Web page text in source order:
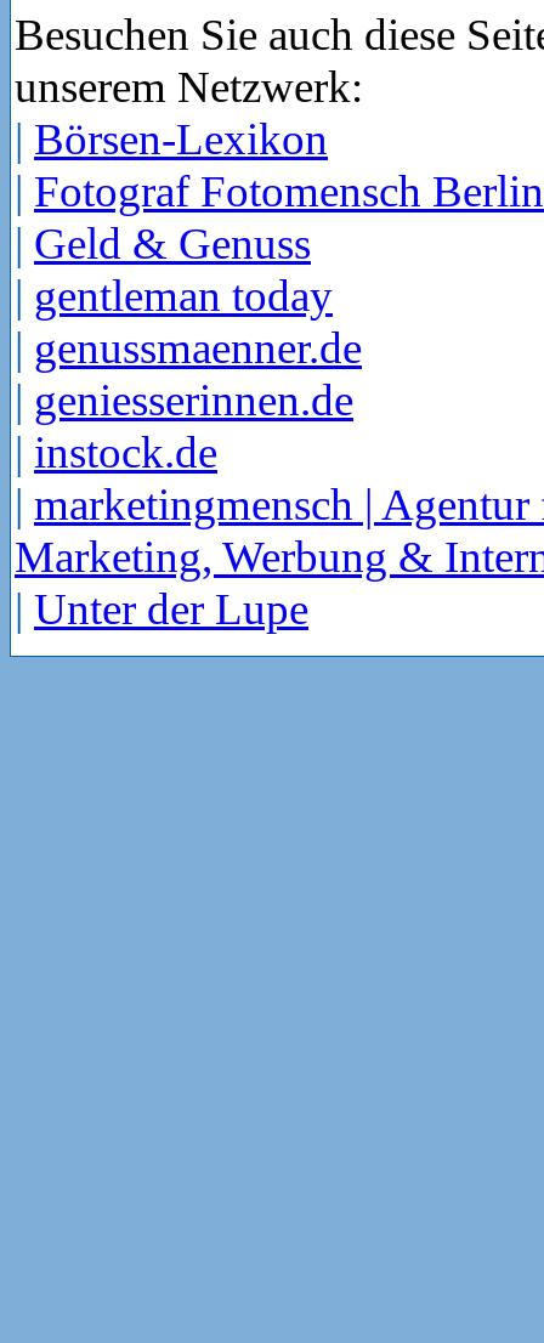
Besuchen Sie auch diese
unserem Netzwerk:
| Börsen-Lexikon
| Fotograf Fotomensch Berlin
| Geld & Genuss
| gentleman today
| genussmaenner.de
| geniesserinnen.de
| instock.de
| marketingmensch | Agentur
Marketing, Werbung &
| Unter der Lupe